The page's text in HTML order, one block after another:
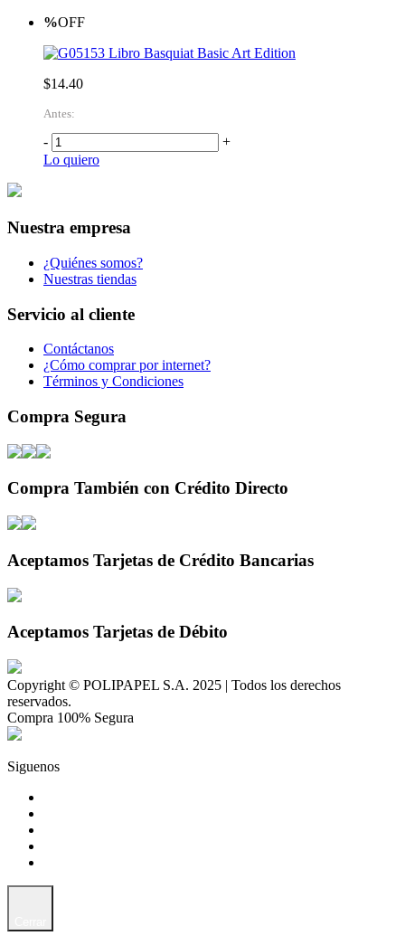
%OFF
Libro Basquiat Basic Art Edition
$14.40
Antes:
-
+
Lo quiero
Nuestra empresa
¿Quiénes somos?
Nuestras tiendas
Servicio al cliente
Contáctanos
¿Cómo comprar por internet?
Términos y Condiciones
Compra Segura
Compra También con Crédito Directo
Aceptamos Tarjetas de Crédito Bancarias
Aceptamos Tarjetas de Débito
Copyright © POLIPAPEL S.A. 2025 | Todos los derechos
reservados.
Compra 100% Segura
Siguenos